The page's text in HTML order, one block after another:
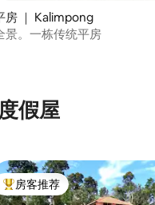
（满分 5 分），共 7 条评价
房 ｜ Kalimpong
景。一栋传统平房
假屋
热门「房客推荐」
房客推荐